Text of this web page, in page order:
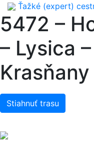
Ťažké (expert)
5472 –
– Lysica
Krasňany
Stiahnuť trasu